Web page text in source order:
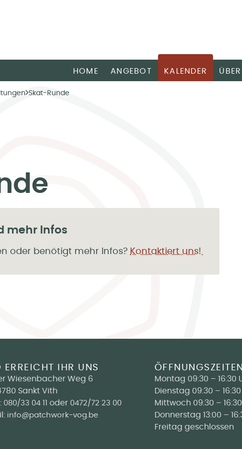
HOME ANGEBOT KALENDER
Skat-Runde
mehr Infos
oder benötigt mehr Infos? Kontaktiert uns!
ERREICHT IHR UNS
Wiesenbacher Weg 6
Sankt Vith
080/33 04 11 oder 0472/72 23 00
info@patchwork-vog.be
ÖFFNUNGSZEITEN
Montag 09:30 – 16:30
Dienstag 09:30 –
Mittwoch 09:30 –
Donnerstag 13:00 –
Freitag geschlossen